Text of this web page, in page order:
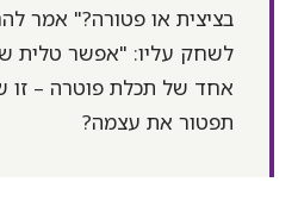
בציצית או פטורה?" אמר
לשחק עליו: "אפשר טלית
אחד של תכלת פוטרה – זו
תפטור את עצמה?